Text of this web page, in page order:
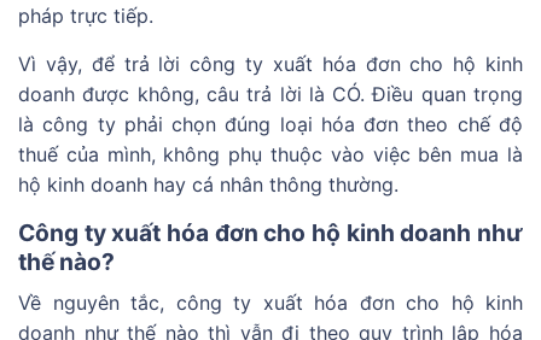
pháp trực tiếp.
Vì vậy, để trả lời công ty xuất hóa đơn cho hộ kinh
doanh được không, câu trả lời là CÓ. Điều quan trọng
là công ty phải chọn đúng loại hóa đơn theo chế độ
thuế của mình, không phụ thuộc vào việc bên mua là
hộ kinh doanh hay cá nhân thông thường.
Công ty xuất hóa đơn cho hộ kinh doanh như
thế nào?
Về nguyên tắc, công ty xuất hóa đơn cho hộ kinh
doanh như thế nào thì vẫn đi theo quy trình lập hóa